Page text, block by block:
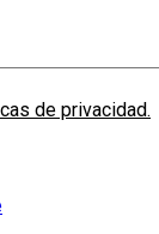
de privacidad.